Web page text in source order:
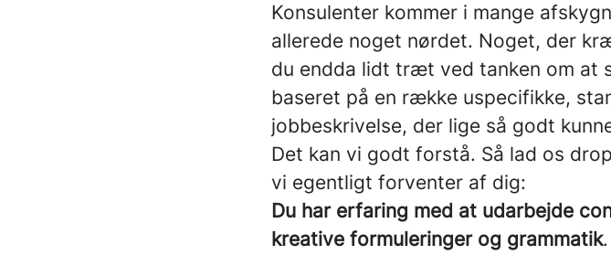
Konsulenter kommer i mange
allerede noget nørdet. Noget, der
du endda lidt træt ved tanken om at
baseret på en række uspecifikke,
jobbeskrivelse, der lige så godt
Det kan vi godt forstå. Så lad os
vi egentligt forventer af dig:
Du har erfaring med at udarbejde
kreative formuleringer og grammatik